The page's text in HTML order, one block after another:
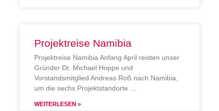
Projektreise Namibia
Projektreise Namibia Anfang April reisten unser
Gründer Dr. Michael Hoppe und
Vorstandsmitglied Andreas Roß nach Namibia,
um die sechs Projektstandorte
WEITERLESEN »